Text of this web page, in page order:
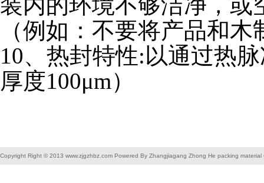
（例如：不要将产品和
10、 热封特性:以通过热
厚度100μm）
Copyright Right © 2013 www.zjgzhbz.com Powered By Zhangjiagang Zhong He packing material